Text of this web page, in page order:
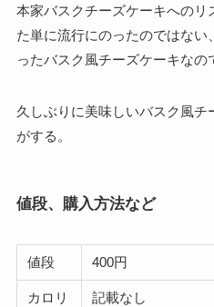
本家バスクチーズケーキへのリ
た単に流行にのったのではない
ったバスク風チーズケーキなの
久しぶりに美味しいバスク風
がする。
値段、購入方法など
値段 400円
カロリ
記載なし